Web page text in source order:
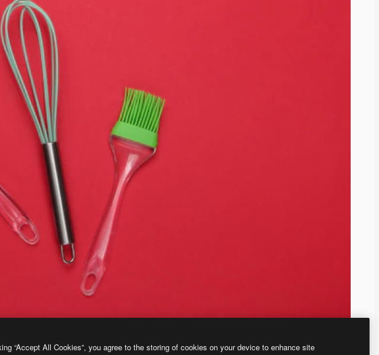
“Accept All Cookies”, you agree to the storing of cookies on your device to enhance site